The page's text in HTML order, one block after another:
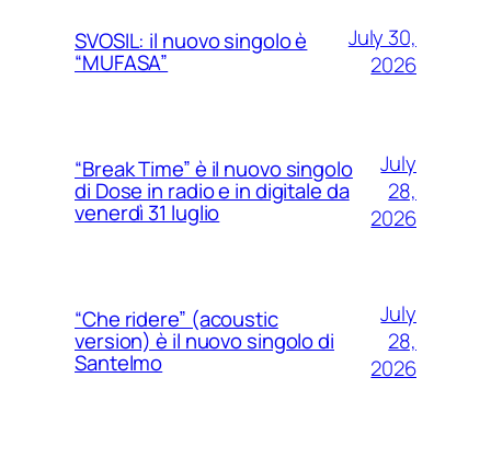
SVOSIL: il nuovo singolo è
“MUFASA”
July 30,
2026
“Break Time” è il nuovo singolo
di Dose in radio e in digitale da
venerdì 31 luglio
July
28,
2026
“Che ridere” (acoustic
version) è il nuovo singolo di
Santelmo
July
28,
2026